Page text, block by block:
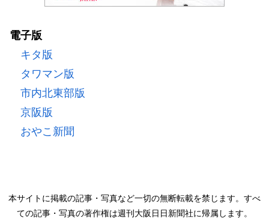
電子版
キタ版
タワマン版
市内北東部版
京阪版
おやこ新聞
本サイトに掲載の記事・写真など一切の無断転載を禁じます。すべ
ての記事・写真の著作権は週刊大阪日日新聞社に帰属します。